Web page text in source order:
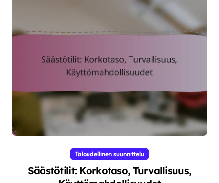
Taloudellinen suunnittelu
Säästötilit: Korkotaso, Turvallisuus,